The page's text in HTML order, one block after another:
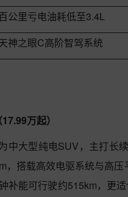
公里亏电油耗低至3.4L
神之眼C高阶智驾系统
万起）
中大型纯电SUV，主打长
，搭载高效电驱系统与高
补能可行驶约515km，更